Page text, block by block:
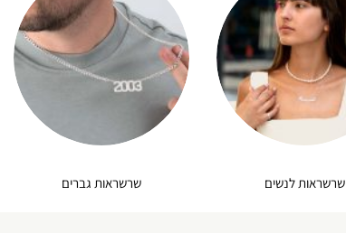
שרשראות לנשים שרשראות גברים